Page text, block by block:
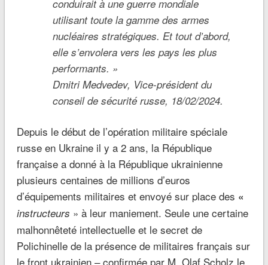
conduirait à une guerre mondiale
utilisant toute la gamme des armes
nucléaires stratégiques. Et tout d’abord,
elle s’envolera vers les pays les plus
performants. »
Dmitri Medvedev, Vice-président du
conseil de sécurité russe, 18/02/2024.
Depuis le début de l’opération militaire spéciale
russe en Ukraine il y a 2 ans, la République
française a donné à la République ukrainienne
plusieurs centaines de millions d’euros
d’équipements militaires et envoyé sur place des «
instructeurs » à leur maniement. Seule une certaine
malhonnêteté intellectuelle et le secret de
Polichinelle de la présence de militaires français sur
le front ukrainien – confirmée par M. Olaf Scholz le